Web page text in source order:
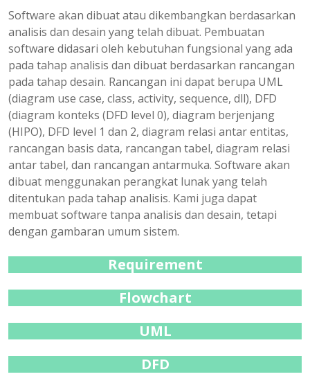
Software akan dibuat atau dikembangkan berdasarkan
analisis dan desain yang telah dibuat. Pembuatan
software didasari oleh kebutuhan fungsional yang ada
pada tahap analisis dan dibuat berdasarkan rancangan
pada tahap desain. Rancangan ini dapat berupa UML
(diagram use case, class, activity, sequence, dll), DFD
(diagram konteks (DFD level 0), diagram berjenjang
(HIPO), DFD level 1 dan 2, diagram relasi antar entitas,
rancangan basis data, rancangan tabel, diagram relasi
antar tabel, dan rancangan antarmuka. Software akan
dibuat menggunakan perangkat lunak yang telah
ditentukan pada tahap analisis. Kami juga dapat
membuat software tanpa analisis dan desain, tetapi
dengan gambaran umum sistem.
Requirement
Flowchart
UML
DFD